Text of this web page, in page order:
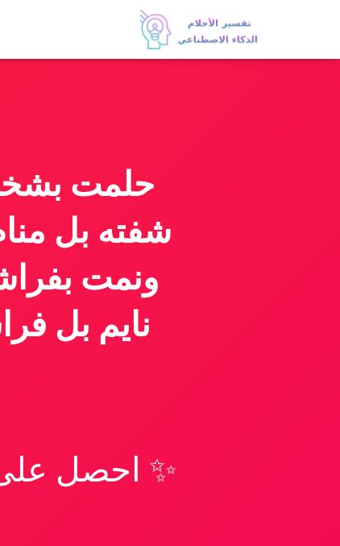
حلمت
شفته بل
ونمت
نايم بل
✨ احصل